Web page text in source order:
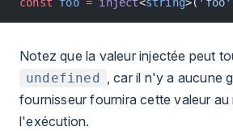
Notez que la valeur injectée peut
undefined , car il n'y a aucune
fournisseur fournira cette valeur au
l'exécution.